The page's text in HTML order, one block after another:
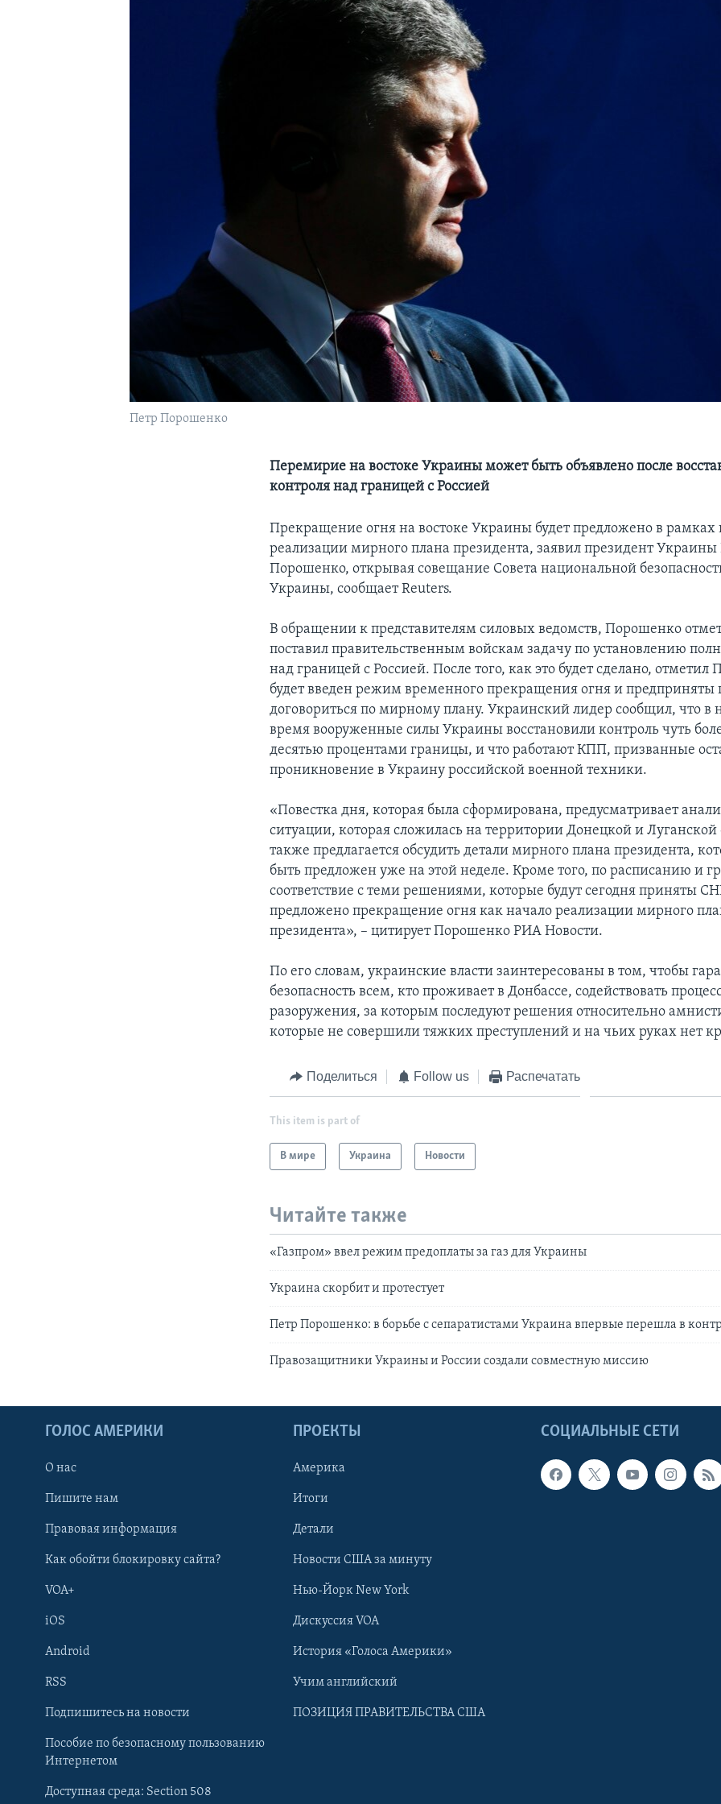
Learning English
Петр Порошенко
Перемирие на востоке Украины может быть объявлено после
контроля над границей с Россией
Прекращение огня на востоке Украины будет предложено в рамках
реализации мирного плана президента, заявил президент Украины
Порошенко, открывая совещание Совета национальной
Украины, сообщает Reuters.
В обращении к представителям силовых ведомств, Порошенко
поставил правительственным войскам задачу по установлению
над границей с Россией. После того, как это будет сделано, отметил
будет введен режим временного прекращения огня и предприняты
договориться по мирному плану. Украинский лидер сообщил, что в
время вооруженные силы Украины восстановили контроль чуть
десятью процентами границы, и что работают КПП, призванные
проникновение в Украину российской военной техники.
«Повестка дня, которая была сформирована, предусматривает
ситуации, которая сложилась на территории Донецкой и Луганской
также предлагается обсудить детали мирного плана президента,
быть предложен уже на этой неделе. Кроме того, по расписанию и
соответствие с теми решениями, которые будут сегодня приняты
предложено прекращение огня как начало реализации мирного
президента», – цитирует Порошенко РИА Новости.
По его словам, украинские власти заинтересованы в том, чтобы
безопасность всем, кто проживает в Донбассе, содействовать
разоружения, за которым последуют решения относительно
которые не совершили тяжких преступлений и на чьих руках нет
Поделиться Follow us Распечатать
This item is part of
В мире Украина Новости
Читайте также
«Газпром» ввел режим предоплаты за газ для Украины
Украина скорбит и протестует
Петр Порошенко: в борьбе с сепаратистами Украина впервые перешла в
Правозащитники Украины и России создали совместную миссию
СОЦИАЛЬНЫЕ СЕТИ
ГОЛОС АМЕРИКИ
О нас
Пишите нам
Правовая информация
Как обойти блокировку сайта?
VOA+
iOS
Android
RSS
Подпишитесь на новости
Пособие по безопасному пользованию
Интернетом
Доступная среда: Section 508
ПРОЕКТЫ
Америка
Итоги
Детали
Новости США за минуту
Нью-Йорк New York
Дискуссия VOA
История «Голоса Америки»
Учим английский
ПОЗИЦИЯ ПРАВИТЕЛЬСТВА США